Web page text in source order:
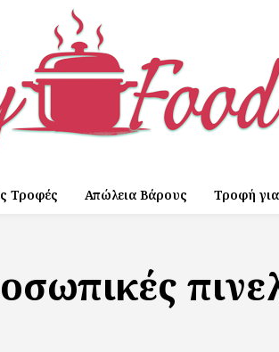
Τροφές Απώλεια Βάρους Τροφή